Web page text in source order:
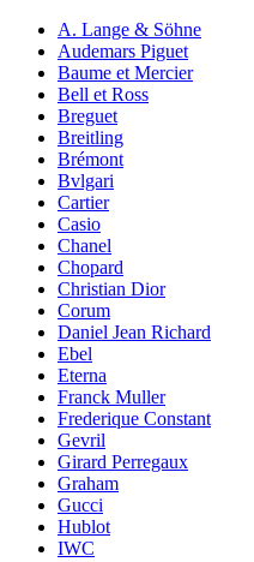
A. Lange & Söhne
Audemars Piguet
Baume et Mercier
Bell et Ross
Breguet
Breitling
Brémont
Bvlgari
Cartier
Casio
Chanel
Chopard
Christian Dior
Corum
Daniel Jean Richard
Ebel
Eterna
Franck Muller
Frederique Constant
Gevril
Girard Perregaux
Graham
Gucci
Hublot
IWC